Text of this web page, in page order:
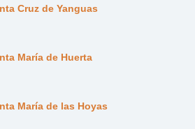
Cruz de Yanguas
María de Huerta
María de las Hoyas